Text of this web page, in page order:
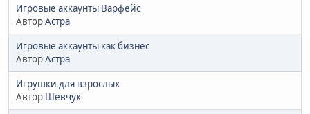
Игровые аккаунты Варфейс
АвторАстра
Игровые аккаунты как бизнес
АвторАстра
Игрушки для взрослых
Автор Шевчук